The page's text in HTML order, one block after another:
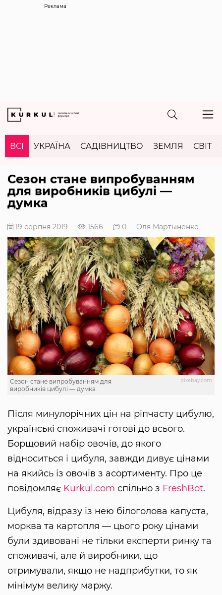
Реклама
ВСІ УКРАЇНА САДІВНИЦТВО ЗЕМЛЯ СВІТ
Сезон стане випробуванням
для виробників цибулі —
думка
19 серпня 2019 1566 0 Оля Мартыненко
pixabay.com
Сезон стане випробуванням для
виробників цибулі — думка
Після минулорічних цін на ріпчасту цибулю,
українські споживачі готові до всього.
Борщовий набір овочів, до якого
відноситься і цибуля, завжди дивує цінами
на якийсь із овочів з асортименту. Про це
повідомляє Kurkul.com спільно з FreshBot.
Цибуля, відразу із нею білоголова капуста,
морква та картопля — цього року цінами
були здивовані не тільки експерти ринку та
споживачі, але й виробники, що
отримували, якщо не надприбутки, то як
мінімум велику маржу.